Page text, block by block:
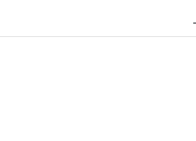
تحميك الساونا من الطقس القاسي؟..